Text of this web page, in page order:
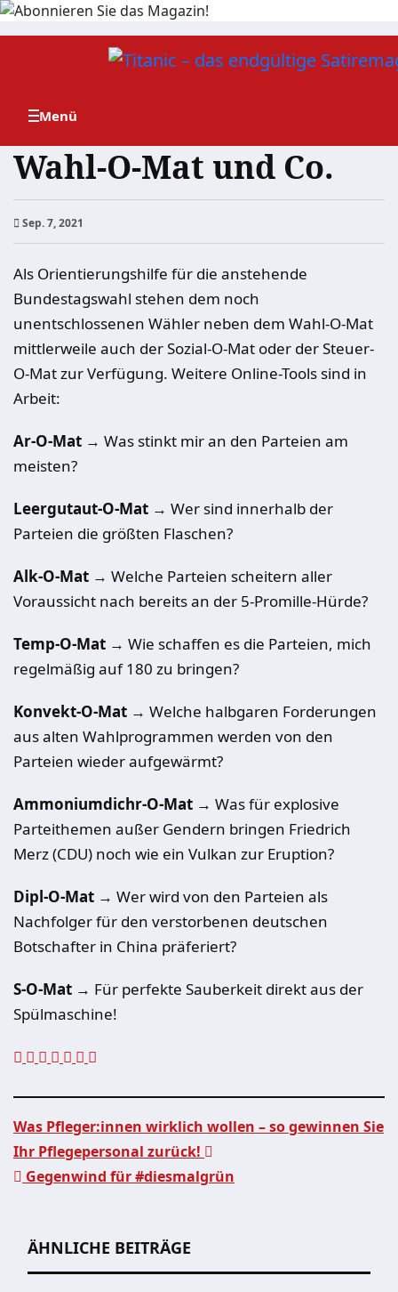
Zum
Wahl-O-Mat und Co.
Sep. 7, 2021
Als Orientierungshilfe für die anstehende
Bundestagswahl stehen dem noch
unentschlossenen Wähler neben dem Wahl-O-Mat
mittlerweile auch der Sozial-O-Mat oder der Steuer-
O-Mat zur Verfügung. Weitere Online-Tools sind in
Arbeit:
Ar-O-Mat → Was stinkt mir an den Parteien am
meisten?
Leergutaut-O-Mat → Wer sind innerhalb der
Parteien die größten Flaschen?
Alk-O-Mat → Welche Parteien scheitern aller
Voraussicht nach bereits an der 5-Promille-Hürde?
Temp-O-Mat → Wie schaffen es die Parteien, mich
regelmäßig auf 180 zu bringen?
Konvekt-O-Mat → Welche halbgaren Forderungen
aus alten Wahlprogrammen werden von den
Parteien wieder aufgewärmt?
Ammoniumdichr-O-Mat → Was für explosive
Parteithemen außer Gendern bringen Friedrich
Merz (CDU) noch wie ein Vulkan zur Eruption?
Dipl-O-Mat → Wer wird von den Parteien als
Nachfolger für den verstorbenen deutschen
Botschafter in China präferiert?
S-O-Mat → Für perfekte Sauberkeit direkt aus der
Spülmaschine!
Beitragsnavigation
Was Pfleger:innen wirklich wollen – so gewinnen Sie
Ihr Pflegepersonal zurück!
Gegenwind für #diesmalgrün
ÄHNLICHE BEITRÄGE